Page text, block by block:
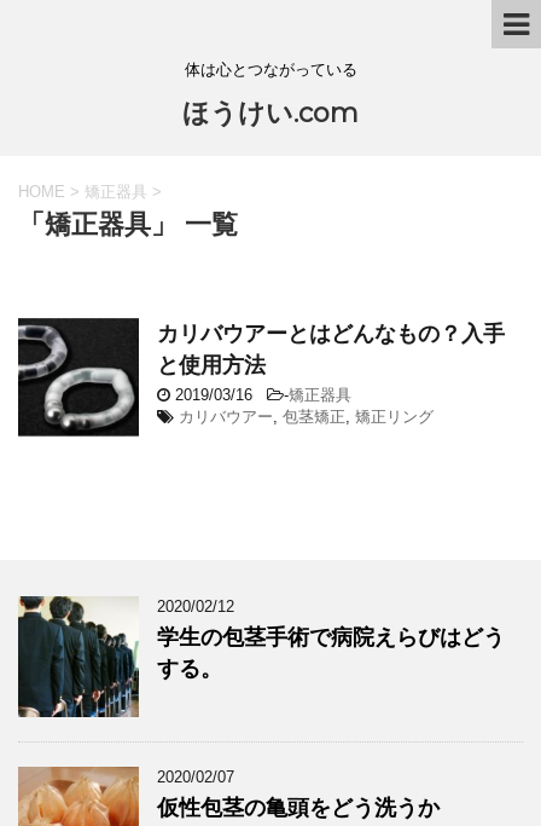
体は心とつながっている
ほうけい.com
HOME > 矯正器具 >
「矯正器具」 一覧
カリバウアーとはどんなもの？入手
と使用方法
2019/03/16 -矯正器具
カリバウアー, 包茎矯正, 矯正リング
2020/02/12
学生の包茎手術で病院えらびはどう
する。
2020/02/07
仮性包茎の亀頭をどう洗うか